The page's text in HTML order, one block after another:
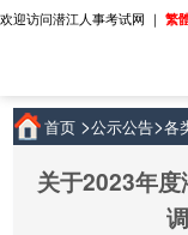
欢迎访问潜江人事考试网 ｜ 繁
首页 >公示公告>各
关于2023年